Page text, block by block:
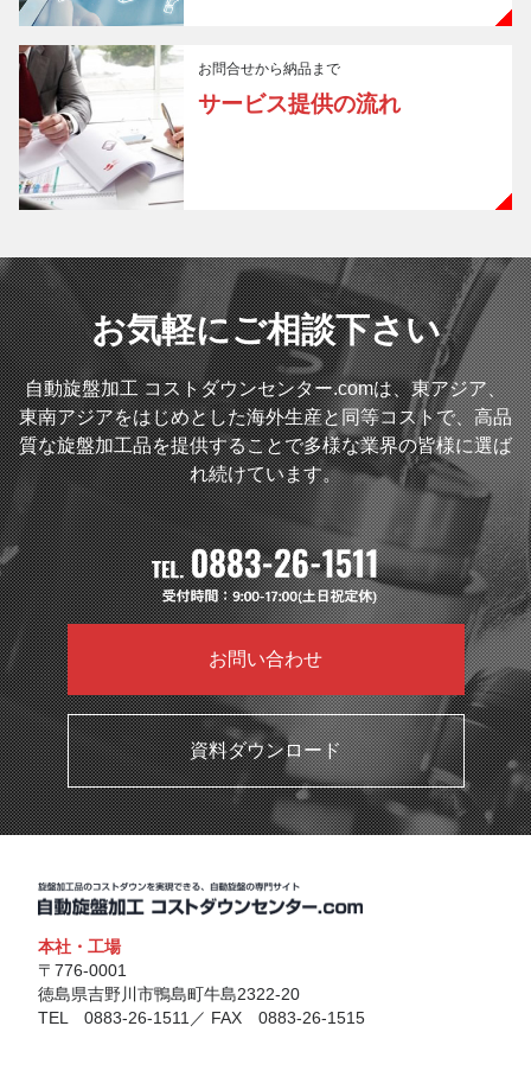
お問合せから納品まで
サービス提供の流れ
お気軽にご相談下さい
自動旋盤加工 コストダウンセンター.comは、東アジア、
東南アジアをはじめとした海外生産と同等コストで、高品
質な旋盤加工品を提供することで多様な業界の皆様に選ば
れ続けています。
お問い合わせ
資料ダウンロード
本社・工場
〒776-0001
徳島県吉野川市鴨島町牛島2322-20
TEL 0883-26-1511／ FAX 0883-26-1515